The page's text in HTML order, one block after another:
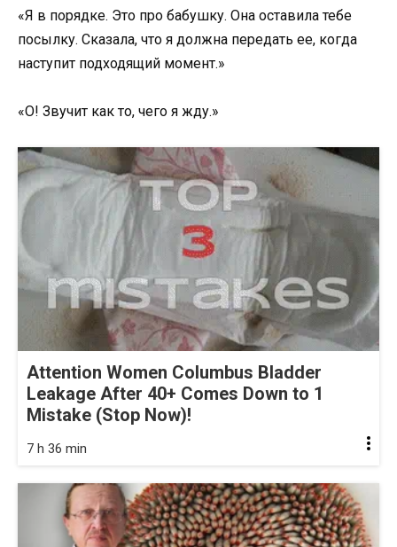
«Я в порядке. Это про бабушку. Она оставила тебе
посылку. Сказала, что я должна передать ее, когда
наступит подходящий момент.»
«О! Звучит как то, чего я жду.»
Attention Women Columbus Bladder
Leakage After 40+ Comes Down to 1
Mistake (Stop Now)!
7 h 36 min